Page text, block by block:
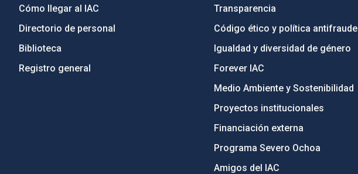
Cómo llegar al IAC
Directorio de personal
Biblioteca
Registro general
Transparencia
Código ético y política antifraude
Igualdad y diversidad de género
Forever IAC
Medio Ambiente y Sostenibilidad
Proyectos institucionales
Financiación externa
Programa Severo Ochoa
Amigos del IAC